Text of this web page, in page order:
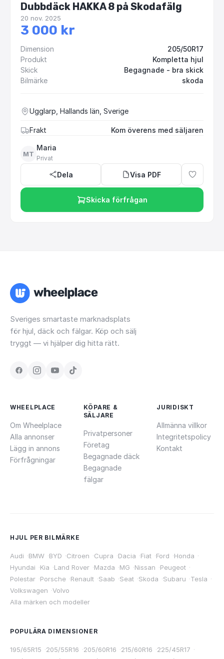
Dubbdäck HAKKA 8 på Skodafälg
20 nov. 2025
3 000 kr
Dimension
205/50R17
Produkt
Kompletta hjul
Skick
Begagnade - bra skick
Bilmärke
skoda
Ugglarp, Hallands län, Sverige
Frakt Kom överens med säljaren
MT
Maria
Privat
Dela Visa PDF
Skicka förfrågan
Sveriges smartaste marknadsplats
för hjul, däck och fälgar. Köp och sälj
tryggt — vi hjälper dig hitta rätt.
WHEELPLACE
Om Wheelplace
Alla annonser
Lägg in annons
Förfrågningar
KÖPARE &
SÄLJARE
Privatpersoner
Företag
Begagnade däck
Begagnade
fälgar
JURIDISKT
Allmänna villkor
Integritetspolicy
Kontakt
HJUL PER BILMÄRKE
Audi ·BMW ·BYD ·Citroen ·Cupra ·Dacia ·Fiat ·Ford ·Honda ·
Hyundai ·Kia ·Land Rover ·Mazda ·MG ·Nissan ·Peugeot ·
Polestar ·Porsche ·Renault ·Saab ·Seat ·Skoda ·Subaru ·Tesla ·
Volkswagen ·Volvo
Alla märken och modeller
POPULÄRA DIMENSIONER
195/65R15 ·205/55R16 ·205/60R16 ·215/60R16 ·225/45R17 ·